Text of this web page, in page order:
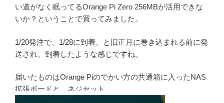
い道がなく眠ってるOrange Pi Zero 256MBが活用できな
いか？ということで買ってみました。
1/20発注で、1/28に到着、と旧正月に巻き込まれる前に発
送され、到着したような感じですね。
届いたものはOrange Piのでかい方の共通箱に入ったNAS
拡張ボードと、ネジセット